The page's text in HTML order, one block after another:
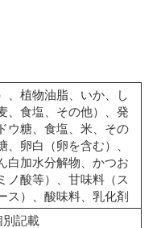
、植物油脂、いか、し
、食塩、その他）、発
ウ糖、食塩、米、その
、卵白（卵を含む）、
白加水分解物、かつお
ノ酸等）、甘味料（ス
ス）、酸味料、乳化剤
別記載